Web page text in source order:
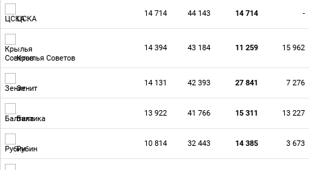
ЦСКА
14 714 44 143 14 714 -
Крылья Советов
14 394 43 184 11 259 15 962
Зенит
14 131 42 393 27 841 7 276
Балтика
13 922 41 766 15 311 13 227
Рубин
10 814 32 443 14 385 3 673